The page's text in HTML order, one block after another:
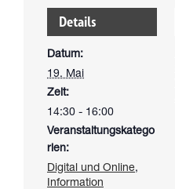
Details
Datum:
19. Mai
Zeit:
14:30 - 16:00
Veranstaltungskatego
rien:
Digital und Online,
Information